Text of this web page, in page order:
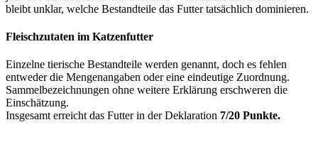
bleibt unklar, welche Bestandteile das Futter tatsächlich dominieren.
Fleischzutaten im Katzenfutter
Einzelne tierische Bestandteile werden genannt, doch es fehlen
entweder die Mengenangaben oder eine eindeutige Zuordnung.
Sammelbezeichnungen ohne weitere Erklärung erschweren die
Einschätzung.
Insgesamt erreicht das Futter in der Deklaration 7/20 Punkte.